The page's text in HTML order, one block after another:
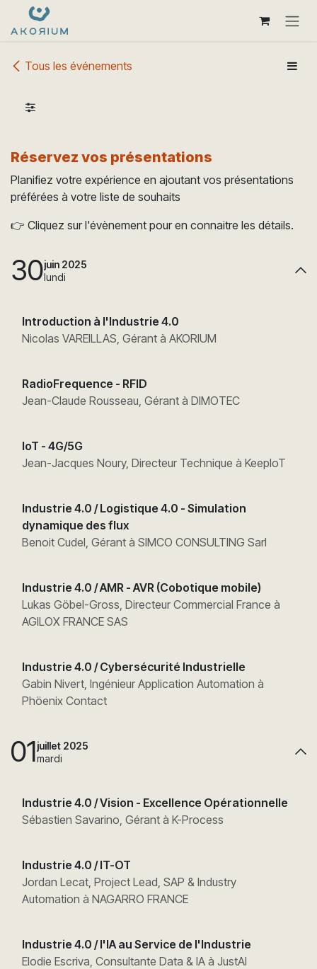
Se rendre au contenu
Tous les événements
Réservez vos présentations
Planifiez votre expérience en ajoutant vos présentations
préférées à votre liste de souhaits
👉 Cliquez sur l'évènement pour en connaitre les détails.
30juin 2025
lundi
Introduction à l'Industrie 4.0
Nicolas VAREILLAS, Gérant à AKORIUM
RadioFrequence - RFID
Jean-Claude Rousseau, Gérant à DIMOTEC
IoT - 4G/5G
Jean-Jacques Noury, Directeur Technique à KeepIoT
Industrie 4.0 / Logistique 4.0 - Simulation
dynamique des flux
Benoit Cudel, Gérant à SIMCO CONSULTING Sarl
Industrie 4.0 / AMR - AVR (Cobotique mobile)
Lukas Göbel-Gross, Directeur Commercial France à
AGILOX FRANCE SAS
Industrie 4.0 / Cybersécurité Industrielle
Gabin Nivert, Ingénieur Application Automation à
Phöenix Contact
01juillet 2025
mardi
Industrie 4.0 / Vision - Excellence Opérationnelle
Sébastien Savarino, Gérant à K-Process
Industrie 4.0 / IT-OT
Jordan Lecat, Project Lead, SAP & Industry
Automation à NAGARRO FRANCE
Industrie 4.0 / l'IA au Service de l'Industrie
Elodie Escriva, Consultante Data & IA à JustAI